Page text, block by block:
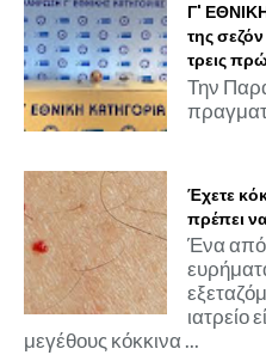
Γ'
της
τρεις
Την
Έχετε
πρέπει
Ένα από
ιατρείο
μεγέθους κόκκινα ...